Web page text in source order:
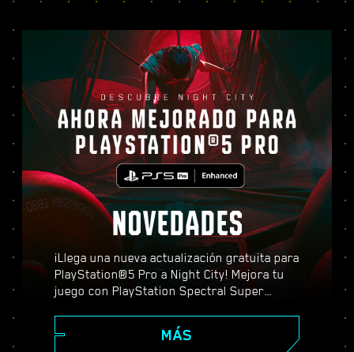
NOVEDADES
¡Llega una nueva actualización gratuita para
PlayStation®5 Pro a Night City! Mejora tu
juego con PlayStation Spectral Super
avanzadas de trazado de rayos, tasas de
fotogramas más altas y mucho más. Elige
MÁS